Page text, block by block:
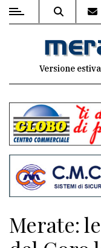
MENU
commenti
Contenuti
del
sito
Associazioni
Versione
Merate: